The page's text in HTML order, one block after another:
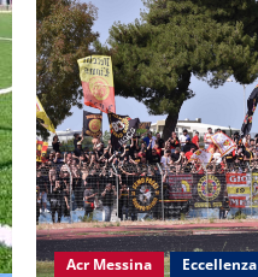
Acr Messina Eccellenza